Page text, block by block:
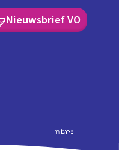
Nieuwsbrief VO